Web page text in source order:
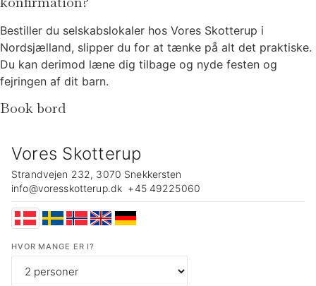
Bestiller du selskabslokaler hos Vores Skotterup i
Nordsjælland, slipper du for at tænke på alt det praktiske.
Du kan derimod læne dig tilbage og nyde festen og
fejringen af dit barn.
Book bord